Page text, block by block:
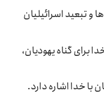
و تبعید اسرائیلیان
برای گناه یهودیان،
با خدا اشاره دارد.